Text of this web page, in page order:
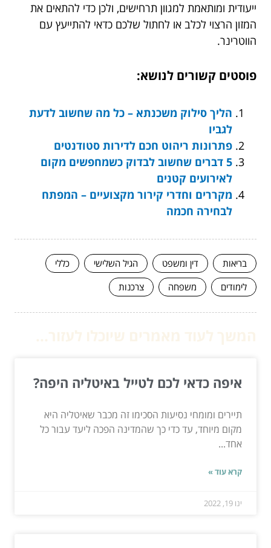
ייעודית ומותאמת למגוון תרחישים, ולכן כדי להתאים את
המזון הרצוי לכלב או לחתול שלכם כדאי להתייעץ עם
הווטרינר.
פוסטים קשורים לנושא:
הליך סילוק משכנתא – כל מה שחשוב לדעת
לגביו
פתרונות ריהוט חכם לדירות סטודנטים
5 דברים שחשוב לבדוק כשמחפשים מקום
לאירועים קטנים
מקררים וחדרי קירור מקצועיים – המפתח
לבחירה חכמה
בריאות דין ומשפט הגיל השלישי
כללי
לימודים
משפחה צרכנות
איפה כדאי לכם לטייל באיטליה היפה?
תיירים ומומחי נסיעות הסכימו זה מכבר שאיטליה היא
מקום מיוחד, עד כדי כך שהמדינה הפכה ליעד עבור כל
אחד...
קרא עוד »
ינו 19, 2022